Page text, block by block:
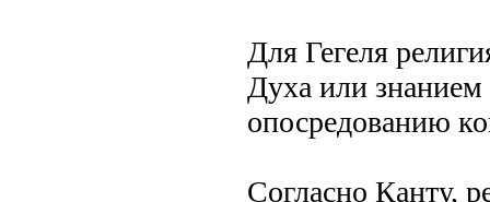
Для Гегеля
Духа или знанием
опосредованию
Согласно Канту,